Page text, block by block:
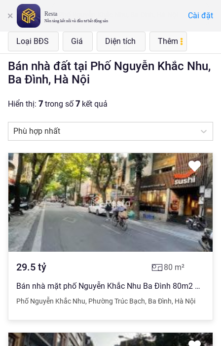
Resta
Nền tảng kết nối và đầu tư bất động sản
Cài đặt
Loại BĐS Giá Diện tích Thêm
Bán nhà đất tại Phố Nguyễn Khắc Nhu,
Ba Đình, Hà Nội
Hiển thị: 7 trong số7 kết quả
Phù hợp nhất
29.5 tỷ 80 m²
Bán nhà mặt phố Nguyễn Khắc Nhu Ba Đình 80m2 MT6m nhỉnh 29 tỷ xây cao tầng khai thác KD, spa, hotel
Phố Nguyễn Khắc Nhu, Phường Trúc Bạch, Ba Đình, Hà Nội